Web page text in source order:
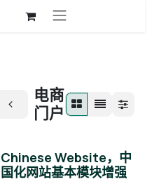
电商
门户
Chinese Website，中
国化网站基本模块增强